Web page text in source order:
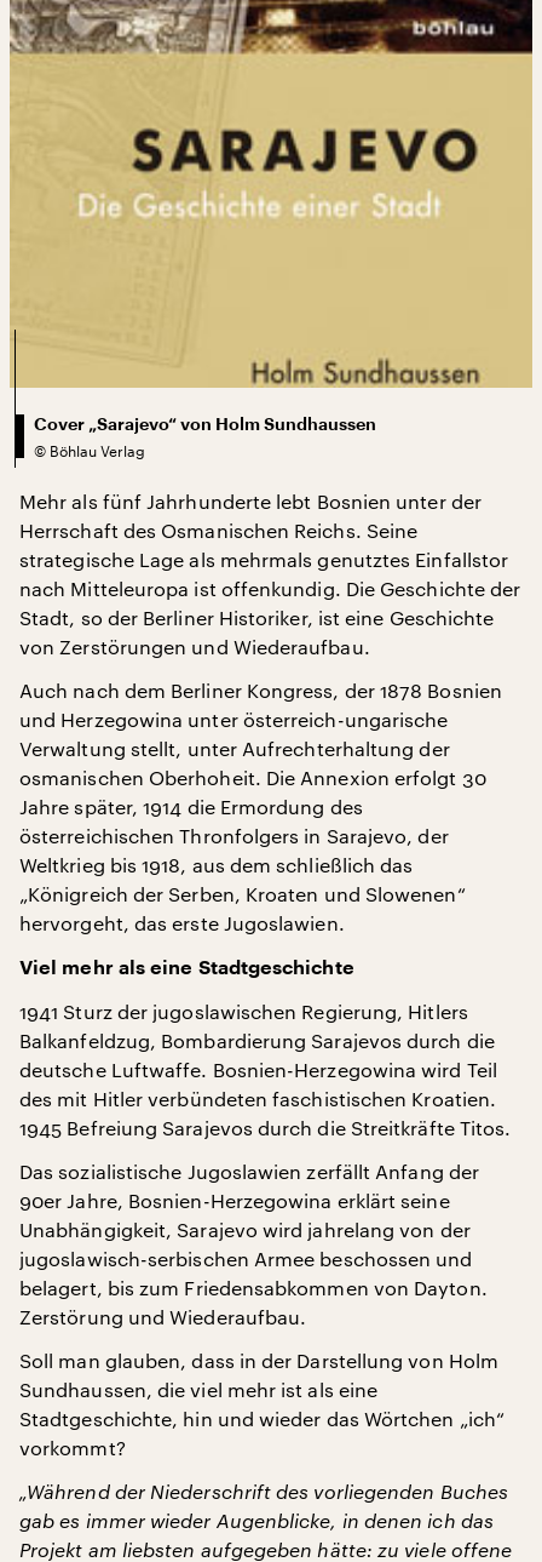
Cover „Sarajevo“ von Holm Sundhaussen
© Böhlau Verlag
Mehr als fünf Jahrhunderte lebt Bosnien unter der
Herrschaft des Osmanischen Reichs. Seine
strategische Lage als mehrmals genutztes Einfallstor
nach Mitteleuropa ist offenkundig. Die Geschichte der
Stadt, so der Berliner Historiker, ist eine Geschichte
von Zerstörungen und Wiederaufbau.
Auch nach dem Berliner Kongress, der 1878 Bosnien
und Herzegowina unter österreich-ungarische
Verwaltung stellt, unter Aufrechterhaltung der
osmanischen Oberhoheit. Die Annexion erfolgt 30
Jahre später, 1914 die Ermordung des
österreichischen Thronfolgers in Sarajevo, der
Weltkrieg bis 1918, aus dem schließlich das
„Königreich der Serben, Kroaten und Slowenen“
hervorgeht, das erste Jugoslawien.
Viel mehr als eine Stadtgeschichte
1941 Sturz der jugoslawischen Regierung, Hitlers
Balkanfeldzug, Bombardierung Sarajevos durch die
deutsche Luftwaffe. Bosnien-Herzegowina wird Teil
des mit Hitler verbündeten faschistischen Kroatien.
1945 Befreiung Sarajevos durch die Streitkräfte Titos.
Das sozialistische Jugoslawien zerfällt Anfang der
90er Jahre, Bosnien-Herzegowina erklärt seine
Unabhängigkeit, Sarajevo wird jahrelang von der
jugoslawisch-serbischen Armee beschossen und
belagert, bis zum Friedensabkommen von Dayton.
Zerstörung und Wiederaufbau.
Soll man glauben, dass in der Darstellung von Holm
Sundhaussen, die viel mehr ist als eine
Stadtgeschichte, hin und wieder das Wörtchen „ich“
vorkommt?
„Während der Niederschrift des vorliegenden Buches
gab es immer wieder Augenblicke, in denen ich das
Projekt am liebsten aufgegeben hätte: zu viele offene